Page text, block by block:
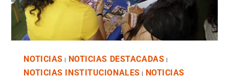
NOTICIAS | NOTICIAS DESTACADAS |
NOTICIAS INSTITUCIONALES | NOTICIAS